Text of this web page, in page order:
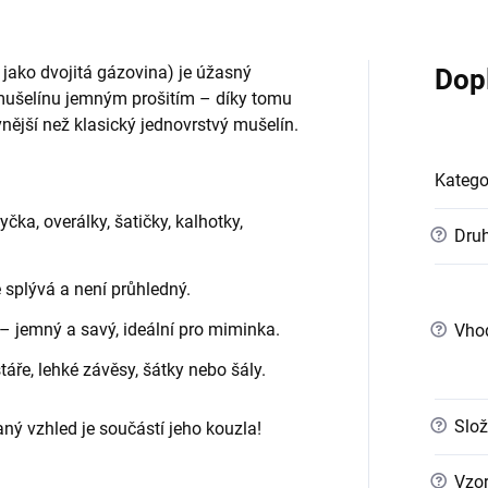
dvojitá gázovina) je úžasný
jemným prošitím – díky tomu
než klasický jednovrstvý mušelín.
overálky, šatičky, kalhotky,
a není průhledný.
jemný a savý, ideální pro miminka.
lehké závěsy, šátky nebo šály.
vzhled je součástí jeho kouzla!
?
?
?
? Vzor